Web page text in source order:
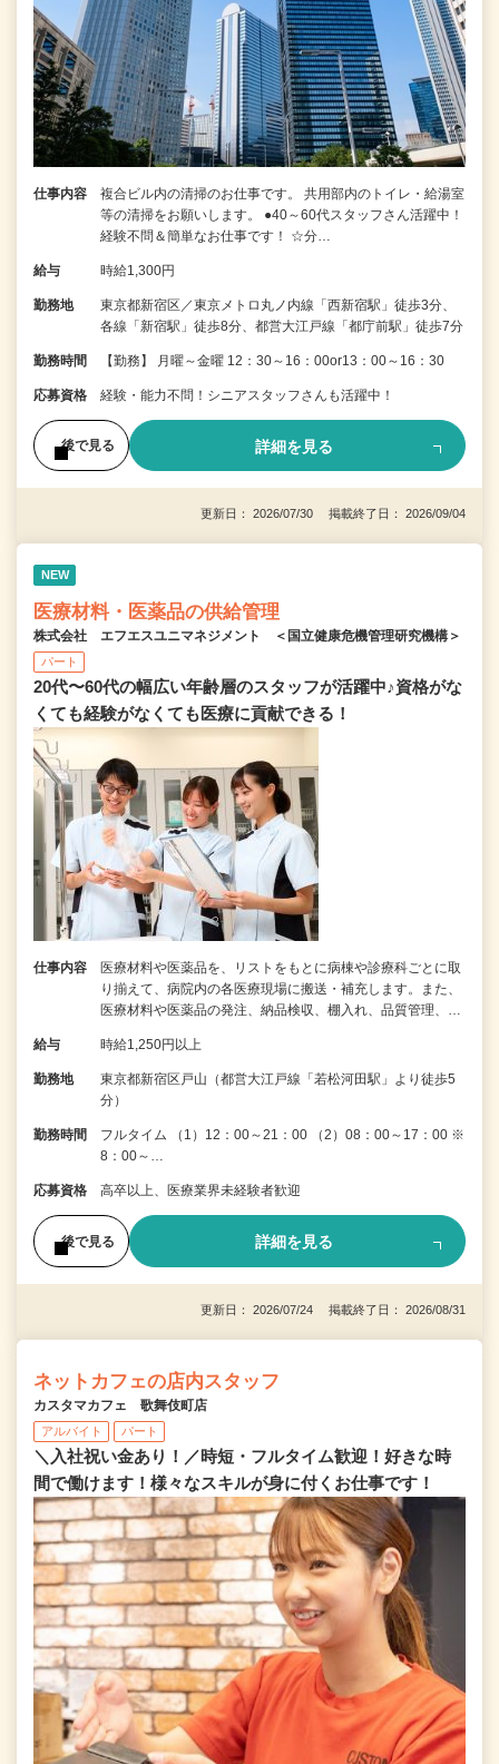
仕事内容
複合ビル内の清掃のお仕事です。 共用部内のトイレ・給湯室
等の清掃をお願いします。 ●40～60代スタッフさん活躍中！
経験不問＆簡単なお仕事です！ ☆分…
給与 時給1,300円
勤務地
東京都新宿区／東京メトロ丸ノ内線「西新宿駅」徒歩3分、
各線「新宿駅」徒歩8分、都営大江戸線「都庁前駅」徒歩7分
勤務時間 【勤務】 月曜～金曜 12：30～16：00or13：00～16：30
応募資格 経験・能力不問！シニアスタッフさんも活躍中！
後で見る 詳細を見る
更新日： 2026/07/30 掲載終了日： 2026/09/04
NEW
医療材料・医薬品の供給管理
株式会社 エフエスユニマネジメント ＜国立健康危機管理研究機構＞
パート
20代〜60代の幅広い年齢層のスタッフが活躍中♪資格がな
くても経験がなくても医療に貢献できる！
仕事内容
医療材料や医薬品を、リストをもとに病棟や診療科ごとに取
り揃えて、病院内の各医療現場に搬送・補充します。また、
医療材料や医薬品の発注、納品検収、棚入れ、品質管理、…
給与 時給1,250円以上
勤務地
東京都新宿区戸山（都営大江戸線「若松河田駅」より徒歩5
分）
勤務時間
フルタイム （1）12：00～21：00 （2）08：00～17：00 ※
8：00～…
応募資格 高卒以上、医療業界未経験者歓迎
後で見る 詳細を見る
更新日： 2026/07/24 掲載終了日： 2026/08/31
ネットカフェの店内スタッフ
カスタマカフェ 歌舞伎町店
アルバイト パート
＼入社祝い金あり！／時短・フルタイム歓迎！好きな時
間で働けます！様々なスキルが身に付くお仕事です！